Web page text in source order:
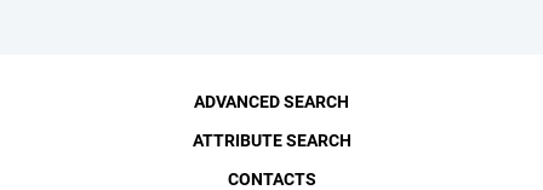
ADVANCED SEARCH
ATTRIBUTE SEARCH
CONTACTS